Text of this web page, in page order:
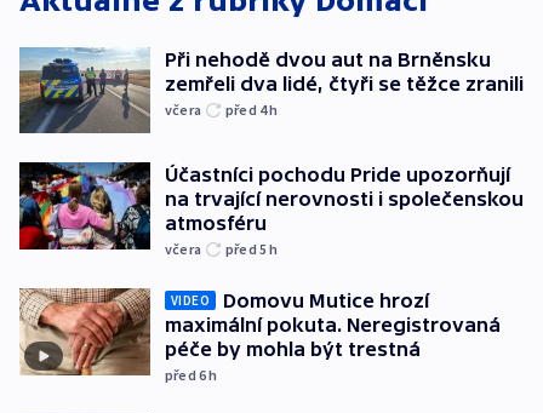
Při nehodě dvou aut na Brněnsku
zemřeli dva lidé, čtyři se těžce zranili
včera před 4h
Účastníci pochodu Pride upozorňují
na trvající nerovnosti i společenskou
atmosféru
včera před 5h
VIDEO
Domovu Mutice hrozí
maximální pokuta. Neregistrovaná
péče by mohla být trestná
před 6h